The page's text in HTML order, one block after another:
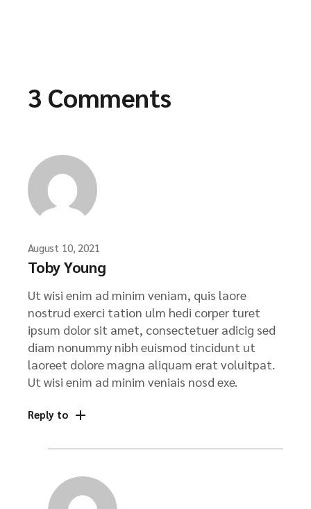
3 Comments
August 10, 2021
Toby Young
Ut wisi enim ad minim veniam, quis laore
nostrud exerci tation ulm hedi corper turet
ipsum dolor sit amet, consectetuer adicig sed
diam nonummy nibh euismod tincidunt ut
laoreet dolore magna aliquam erat voluitpat.
Ut wisi enim ad minim veniais nosd exe.
Reply to